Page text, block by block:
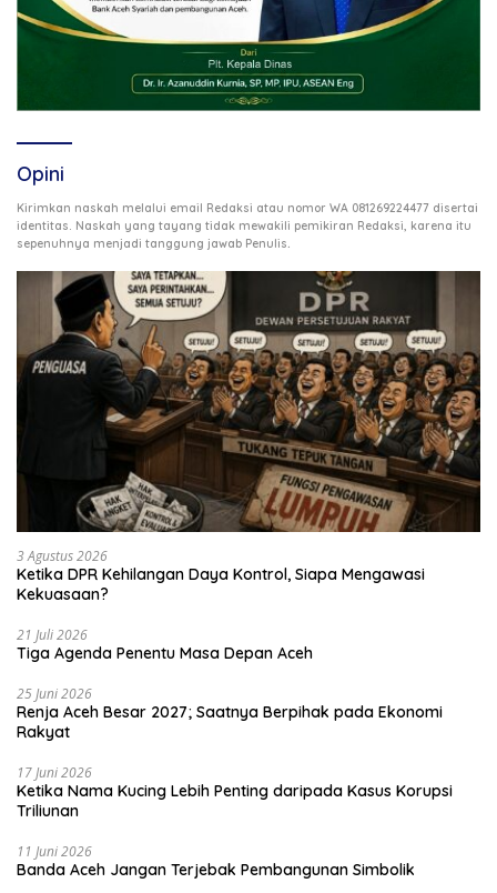
Opini
Kirimkan naskah melalui email Redaksi atau nomor WA 081269224477 disertai
identitas. Naskah yang tayang tidak mewakili pemikiran Redaksi, karena itu
sepenuhnya menjadi tanggung jawab Penulis
3 Agustus 2026
Ketika DPR Kehilangan Daya Kontrol, Siapa Mengawasi
Kekuasaan?
21 Juli 2026
Tiga Agenda Penentu Masa Depan Aceh
25 Juni 2026
Renja Aceh Besar 2027; Saatnya Berpihak pada Ekonomi
Rakyat
17 Juni 2026
Ketika Nama Kucing Lebih Penting daripada Kasus Korupsi
Triliunan
11 Juni 2026
Banda Aceh Jangan Terjebak Pembangunan Simbolik